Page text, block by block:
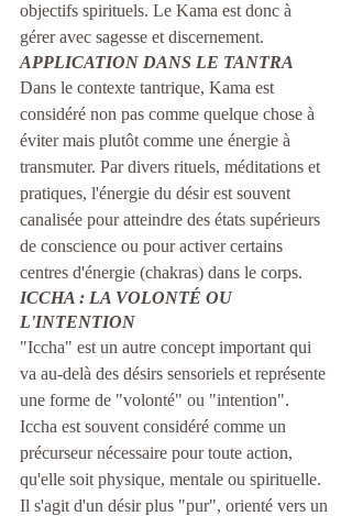
objectifs spirituels. Le Kama est donc à
gérer avec sagesse et discernement.
APPLICATION DANS LE TANTRA
Dans le contexte tantrique, Kama est
considéré non pas comme quelque chose à
éviter mais plutôt comme une énergie à
transmuter. Par divers rituels, méditations et
pratiques, l'énergie du désir est souvent
canalisée pour atteindre des états supérieurs
de conscience ou pour activer certains
centres d'énergie (chakras) dans le corps.
ICCHA : LA VOLONTÉ OU
L'INTENTION
"Iccha" est un autre concept important qui
va au-delà des désirs sensoriels et représente
une forme de "volonté" ou "intention".
Iccha est souvent considéré comme un
précurseur nécessaire pour toute action,
qu'elle soit physique, mentale ou spirituelle.
Il s'agit d'un désir plus "pur", orienté vers un